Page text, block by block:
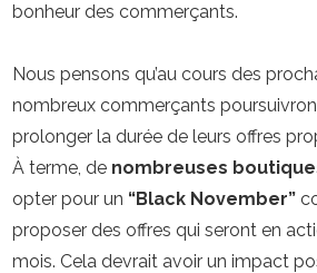
bonheur des commerçants.
Nous pensons qu’au cours des
nombreux commerçants
prolonger la durée de leurs offres
À terme, de nombreuses
opter pour un “Black November”
proposer des offres qui seront en
mois. Cela devrait avoir un impact